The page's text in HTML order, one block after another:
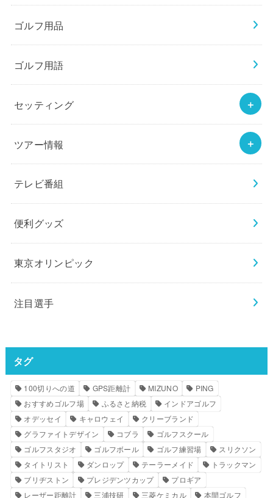
ゴルフ用品
ゴルフ用語
セッティング
ツアー情報
テレビ番組
便利グッズ
東京オリンピック
注目選手
タグ
100切りへの道 GPS距離計 MIZUNO
PING
おすすめゴルフ場
ふるさと納税
インドアゴルフ
オデッセイ
キャロウェイ
クリーブランド
グラファイトデザイン
コブラ
ゴルフスクール
ゴルフスタジオ
ゴルフボール ゴルフ練習場
スリクソン
タイトリスト
ダンロップ テーラーメイド
トラックマン
ブリヂストン
プレジデンツカップ
プロギア
レーザー距離計
三浦技研 三菱ケミカル 本間ゴルフ